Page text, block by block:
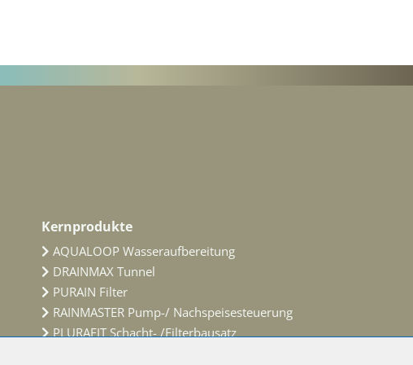
Kernprodukte
AQUALOOP Wasseraufbereitung
DRAINMAX Tunnel
PURAIN Filter
RAINMASTER Pump-/ Nachspeisesteuerung
PLURAFIT Schacht- /Filterbausatz